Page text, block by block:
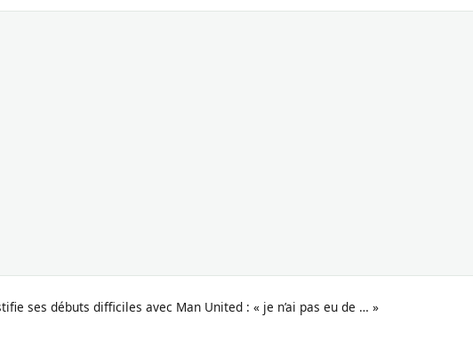
ses débuts difficiles avec Man United : « je n’ai pas eu de … »